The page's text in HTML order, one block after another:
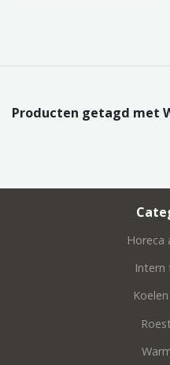
Producten getagd met
Horeca
Intern